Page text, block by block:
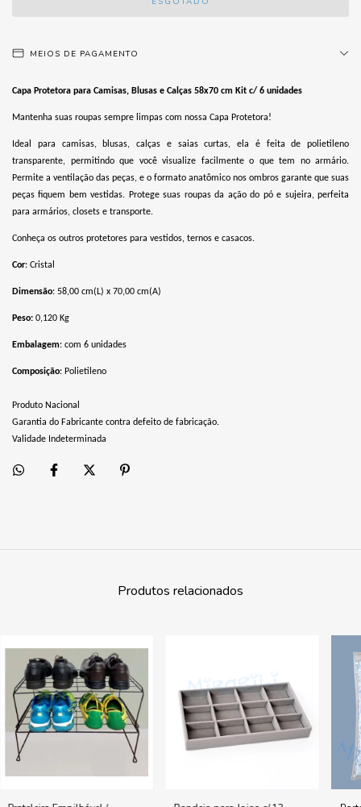
MEIOS DE PAGAMENTO
Capa Protetora para Camisas, Blusas e Calças 58x70 cm Kit c/ 6 unidades
Mantenha suas roupas sempre limpas com nossa Capa Protetora!
Ideal para camisas, blusas, calças e saias curtas, ela é feita de polietileno
transparente, permitindo que você visualize facilmente o que tem no armário.
Permite a ventilação das peças, e o formato anatômico nos ombros garante que suas
peças fiquem bem vestidas. Protege suas roupas da ação do pó e sujeira, perfeita
para armários, closets e transporte.
Conheça os outros protetores para vestidos, ternos e casacos.
Cor: Cristal
Dimensão: 58,00 cm(L) x 70,00 cm(A)
Peso: 0,120 Kg
Embalagem: com 6 unidades
Composição: Polietileno
Produto Nacional
Garantia do Fabricante contra defeito de fabricação.
Validade Indeterminada
Produtos relacionados